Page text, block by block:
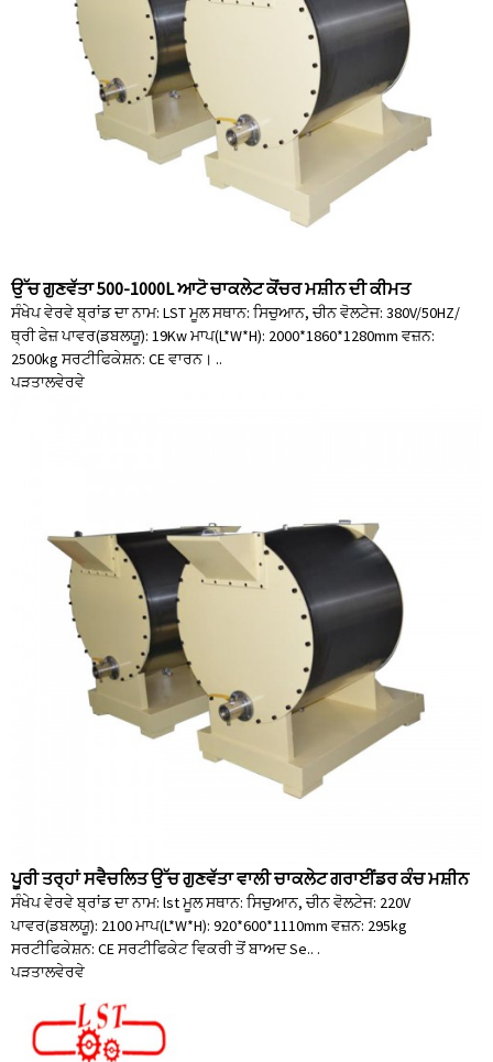
ਉੱਚ ਗੁਣਵੱਤਾ 500-1000L ਆਟੋ ਚਾਕਲੇਟ ਕੋਂਚਰ ਮਸ਼ੀਨ ਦੀ ਕੀਮਤ
ਸੰਖੇਪ ਵੇਰਵੇ ਬ੍ਰਾਂਡ ਦਾ ਨਾਮ: LST ਮੂਲ ਸਥਾਨ: ਸਿਚੁਆਨ, ਚੀਨ ਵੋਲਟੇਜ: 380V/50HZ/
ਥ੍ਰੀ ਫੇਜ਼ ਪਾਵਰ(ਡਬਲਯੂ): 19Kw ਮਾਪ(L*W*H): 2000*1860*1280mm ਵਜ਼ਨ:
2500kg ਸਰਟੀਫਿਕੇਸ਼ਨ: CE ਵਾਰਨ। ..
ਪੜਤਾਲਵੇਰਵੇ
ਪੂਰੀ ਤਰ੍ਹਾਂ ਸਵੈਚਲਿਤ ਉੱਚ ਗੁਣਵੱਤਾ ਵਾਲੀ ਚਾਕਲੇਟ ਗਰਾਈਂਡਰ ਕੰਚ ਮਸ਼ੀਨ
ਸੰਖੇਪ ਵੇਰਵੇ ਬ੍ਰਾਂਡ ਦਾ ਨਾਮ: lst ਮੂਲ ਸਥਾਨ: ਸਿਚੁਆਨ, ਚੀਨ ਵੋਲਟੇਜ: 220V
ਪਾਵਰ(ਡਬਲਯੂ): 2100 ਮਾਪ(L*W*H): 920*600*1110mm ਵਜ਼ਨ: 295kg
ਸਰਟੀਫਿਕੇਸ਼ਨ: CE ਸਰਟੀਫਿਕੇਟ ਵਿਕਰੀ ਤੋਂ ਬਾਅਦ Se.. .
ਪੜਤਾਲਵੇਰਵੇ